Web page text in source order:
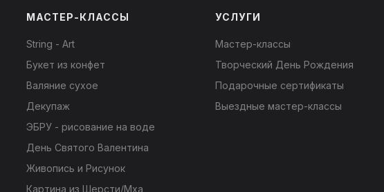
МАСТЕР-КЛАССЫ
String - Art
Букет из конфет
Валяние сухое
Декупаж
ЭБРУ - рисование на воде
День Святого Валентина
Живопись и Рисунок
Картина из Шерсти/Мха
УСЛУГИ
Мастер-классы
Творческий День Рождения
Подарочные сертификаты
Выездные мастер-классы